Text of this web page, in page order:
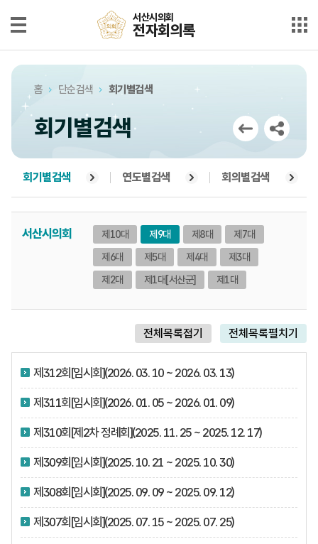
서산시의회
전자회의록
최근회의록
단순검색
상세검색
부록검색
5분자유발언
서산시의회
전자회의록
홈 단순검색 회기별검색
회기별검색
회기별검색 연도별검색 회의별검색
서산시의회 제10대 제9대 제8대
제7대
제6대
제5대 제4대
제3대
제2대
제1대[서산군] 제1대
제312회[임시회](2026. 03. 10 ~ 2026. 03. 13)
제311회[임시회](2026. 01. 05 ~ 2026. 01. 09)
제310회[제2차 정례회](2025. 11. 25 ~ 2025. 12. 17)
제309회[임시회](2025. 10. 21 ~ 2025. 10. 30)
제308회[임시회](2025. 09. 09 ~ 2025. 09. 12)
제307회[임시회](2025. 07. 15 ~ 2025. 07. 25)
전체목록접기 전체목록펼치기